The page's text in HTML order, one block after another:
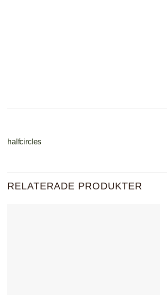
halfcircles
RELATERADE PRODUKTER